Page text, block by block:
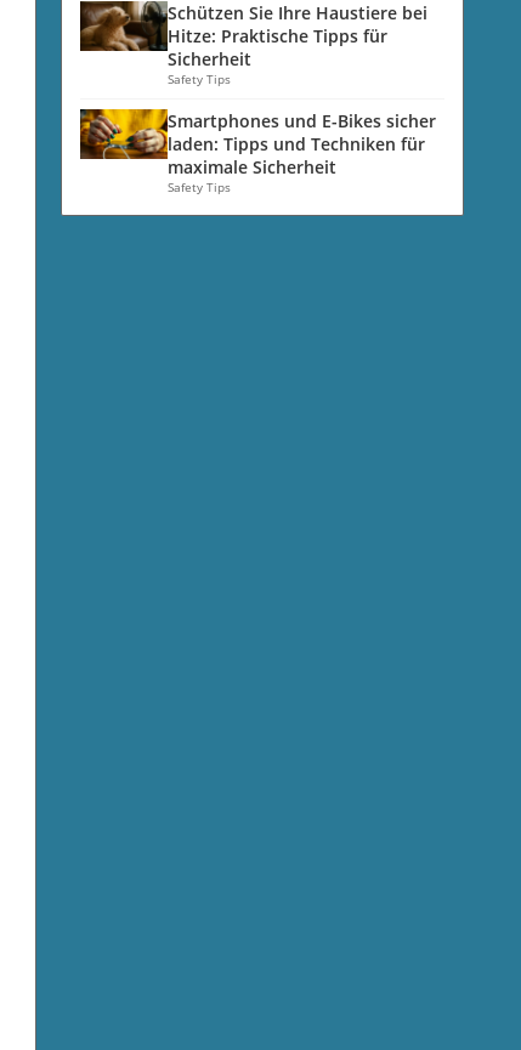
Schützen Sie Ihre Haustiere bei
Hitze: Praktische Tipps für
Sicherheit
Safety Tips
Smartphones und E-Bikes sicher
laden: Tipps und Techniken für
maximale Sicherheit
Safety Tips